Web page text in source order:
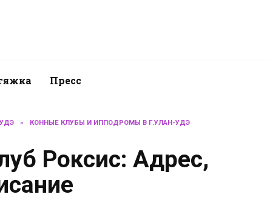
Пресс
» КОННЫЕ КЛУБЫ И ИППОДРОМЫ В Г.УЛАН-УДЭ
Роксис: Адрес,